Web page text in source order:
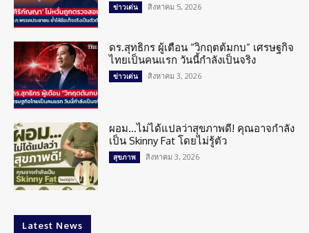
ข่าวเด่น สิงหาคม 5, 2026
ดร.สุทธิกร ผู้เตือน “วิกฤตต้มกบ” เศรษฐกิจ
ไทยเป็นคนแรก วันนี้กำลังเป็นจริง
ข่าวเด่น สิงหาคม 3, 2026
ผอม…ไม่ได้แปลว่าสุขภาพดี! คุณอาจกำลัง
เป็น Skinny Fat โดยไม่รู้ตัว
สุขภาพ สิงหาคม 3, 2026
Latest News